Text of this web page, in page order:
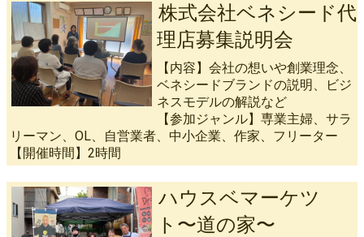
株式会社ベネシード代
理店募集説明会
【内容】会社の想いや創業理念、
ベネシードブランドの説明、ビジ
ネスモデルの解説など
【参加ジャンル】専業主婦、サラ
リーマン、OL、自営業者、中小企業、作家、フリーター
【開催時間】2時間
ハウスベマーケツ
ト〜道の家〜